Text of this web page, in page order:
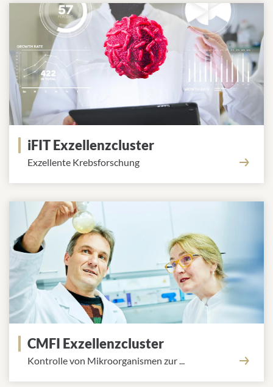
iFIT Exzellenzcluster
Exzellente Krebsforschung
CMFI Exzellenzcluster
Kontrolle von Mikroorganismen zur ...
Bekämpfung von Infektionen